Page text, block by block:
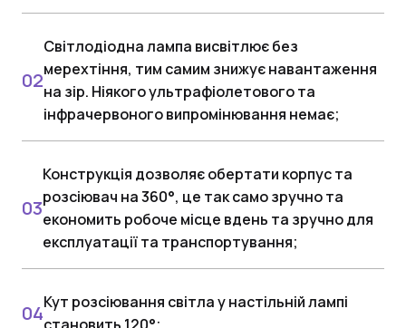
Світлодіодна лампа висвітлює без
мерехтіння, тим самим знижує навантаження
на зір. Ніякого ультрафіолетового та
інфрачервоного випромінювання немає;
Конструкція дозволяє обертати корпус та
розсіювач на 360°, це так само зручно та
економить робоче місце вдень та зручно для
експлуатації та транспортування;
Кут розсіювання світла у настільній лампі